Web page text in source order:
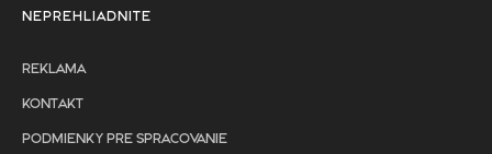
NEPREHLIADNITE
REKLAMA
KONTAKT
PODMIENKY PRE SPRACOVANIE